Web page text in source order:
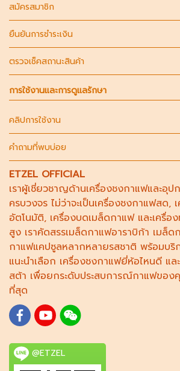
สมัครสมาชิก
ยืนยันการชำระเงิน
ตรวจเช็คสถานะสินค้า
การใช้งานและการดูแลรักษา
คลิปการใช้งาน
คำถามที่พบบ่อย
ETZEL OFFICIAL
เราผู้เชี่ยวชาญด้านเครื่องชงกาแฟและอุ
ครบวงจร ไม่ว่าจะเป็นเครื่องชงกาแฟสด,
อัตโนมัติ, เครื่องบดเมล็ดกาแฟและเครื่อ
สูง เราคัดสรรเมล็ดกาแฟอาราบิก้า เมล็ด
กาแฟแคปซูลหลากหลายรสชาติ พร้อมบริ
แนะนำเลือก เครื่องชงกาแฟยี่ห้อไหนดี แล
สต้า เพื่อยกระดับประสบการณ์กาแฟขอ
ที่สุด
@ETZEL